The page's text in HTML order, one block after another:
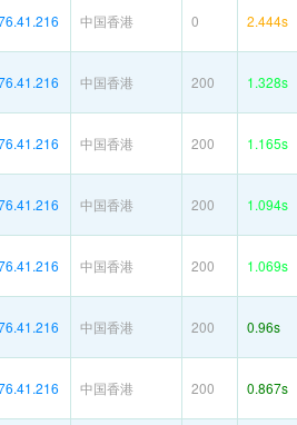
中国香港 0 2.444s
中国香港 200 1.328s
中国香港 200 1.165s
中国香港 200 1.094s
中国香港 200 1.069s
中国香港 200 0.96s
中国香港 200 0.867s